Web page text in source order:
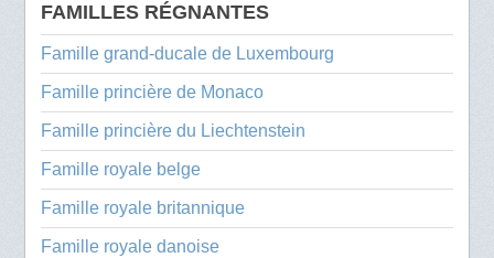
FAMILLES RÉGNANTES
Famille grand-ducale de Luxembourg
Famille princière de Monaco
Famille princière du Liechtenstein
Famille royale belge
Famille royale britannique
Famille royale danoise